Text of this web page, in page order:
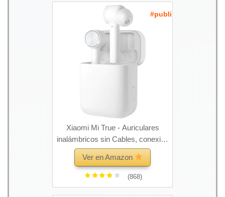
#publi
Xiaomi Mi True - Auriculares
inalámbricos sin Cables, conexión
Bluetooth 5.0
Ver en Amazon
(868)